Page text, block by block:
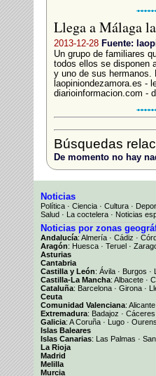
Llega a Málaga
2013-12-28 Fuente:
Un grupo de familiares
todos ellos se disponen
y uno de sus hermanos.
laopiniondezamora.es -
diarioinformacion.com -
Búsquedas
De momento no hay
Noticias
Política · Ciencia · Cultura ·
Salud · La coctelera · Noticias
Noticias por zonas
Andalucía: Almería · Cádiz ·
Aragón: Huesca · Teruel ·
Asturias
Cantabria
Castilla y León: Ávila · Burgos ·
Castilla-La Mancha: Albacete ·
Cataluña: Barcelona · Girona ·
Ceuta
Comunidad Valenciana: Alicante
Extremadura: Badajoz · Cáceres
Galicia: A Coruña · Lugo ·
Islas Baleares
Islas Canarias: Las Palmas ·
La Rioja
Madrid
Melilla
Murcia